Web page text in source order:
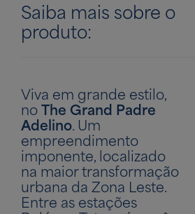
Saiba mais sobre o
produto:
Viva em grande estilo,
no The Grand Padre
Adelino. Um
empreendimento
imponente, localizado
na maior transformação
urbana da Zona Leste.
Entre as estações